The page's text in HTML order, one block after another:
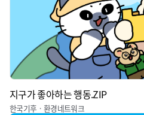
지구가 좋아하는 행동.ZIP
한국기후ㆍ환경네트워크